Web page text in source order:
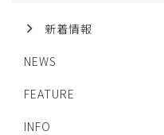
新着情報
NEWS
FEATURE
INFO